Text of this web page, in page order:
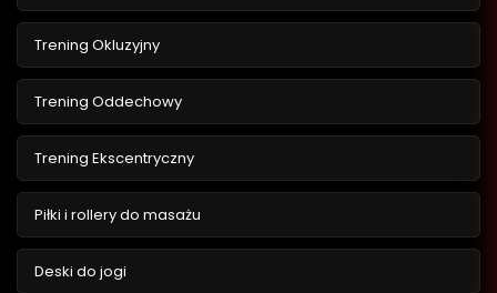
Trening Okluzyjny
Trening Oddechowy
Trening Ekscentryczny
Piłki i rollery do masażu
Deski do jogi